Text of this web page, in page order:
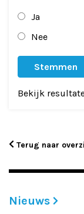
Overige
Vacatures
Adverteren
Adreswijziging
Ja
Nee
Bekijk
Terug naar
Nieuws